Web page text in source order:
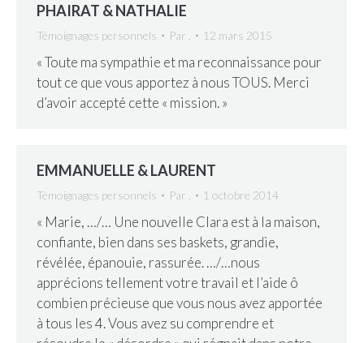
PHAIRAT & NATHALIE
Témoignages personnels Par 12 mars 2015
« Toute ma sympathie et ma reconnaissance pour
tout ce que vous apportez à nous TOUS. Merci
d’avoir accepté cette « mission. »
EMMANUELLE & LAURENT
Témoignages personnels Par 1 octobre 2014
« Marie, …/… Une nouvelle Clara est à la maison,
confiante, bien dans ses baskets, grandie,
révélée, épanouie, rassurée. …/…nous
apprécions tellement votre travail et l’aide ô
combien précieuse que vous nous avez apportée
à tous les 4. Vous avez su comprendre et